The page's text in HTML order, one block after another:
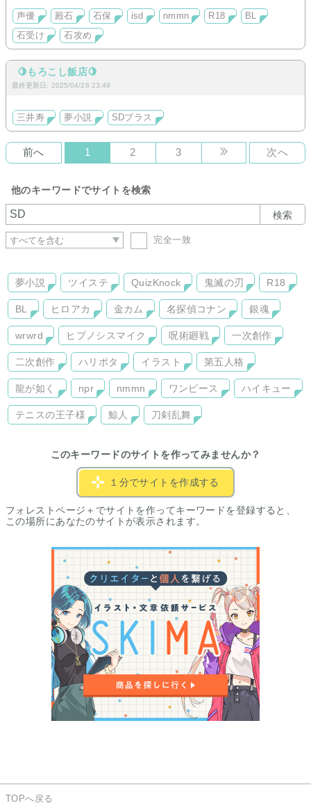
声優 殿石 石保 isd nmmn R18
BL
石受け
石攻め
🍋もろこし飯店🍋
最終更新日: 2025/04/28 23:49
三井寿 夢小説 SDプラス
前へ 1 2 3 次へ
他のキーワードでサイトを検索
検索
完全一致
夢小説 ツイステ QuizKnock 鬼滅の刃 R18
BL ヒロアカ 金カム 名探偵コナン 銀魂
wrwrd ヒプノシスマイク 呪術廻戦 一次創作
二次創作 ハリポタ イラスト 第五人格
龍が如く npr nmmn ワンピース ハイキュー
テニスの王子様 鯨人 刀剣乱舞
このキーワードのサイトを作ってみませんか？
１分でサイトを作成する
フォレストページ＋でサイトを作ってキーワードを登録すると、
この場所にあなたのサイトが表示されます。
TOPへ戻る